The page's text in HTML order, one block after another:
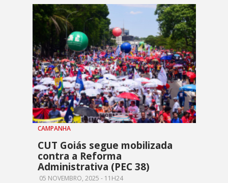
CAMPANHA
CUT Goiás segue mobilizada
contra a Reforma
Administrativa (PEC 38)
05 NOVEMBRO, 2025 - 11H24